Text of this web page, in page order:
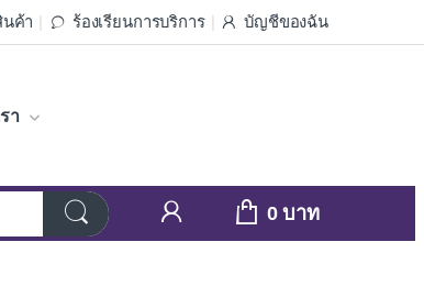
นค้า ร้องเรียนการบริการ บัญชีของฉัน
า
0